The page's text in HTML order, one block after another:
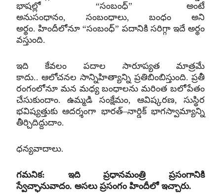
భాషల్లో “సంబంధ్‌”అంటే
అనుసంధానం, సంబంధాలు,బంధం అని
అర్థం.హిందీలోనూ “సంబంధ్‌” పదానికి సరిగ్గా ఇదే అర్థం
వస్తుంది.
ఇది కేవలం పదాల సారూప్యత మాత్రమే
కాదు..ఆలోచనల సాన్నిహిత్యాన్ని ప్రతిబింబిస్తుంది.ప్రతీ
రంగంలోనూ మన మధ్య బంధాలను మరింత బలోపేతం
చేసుకుందాం.ఉమ్మడి సంక్షేమం, ఆవిష్కరణ,సుస్థిర
భవిష్యత్తుకు ఆదర్శంగా భారత్–నార్డిక్‌ భాగస్వామ్యాన్ని
తీర్చిదిద్దుదాం.
ధన్యవాదాలు.
గమనిక: ఇది ప్రధానమంత్రి ప్రసంగానికి
‌స్వేచ్ఛానువాదం. అసలు ప్రసంగం హిందీలో ఇచ్చారు.